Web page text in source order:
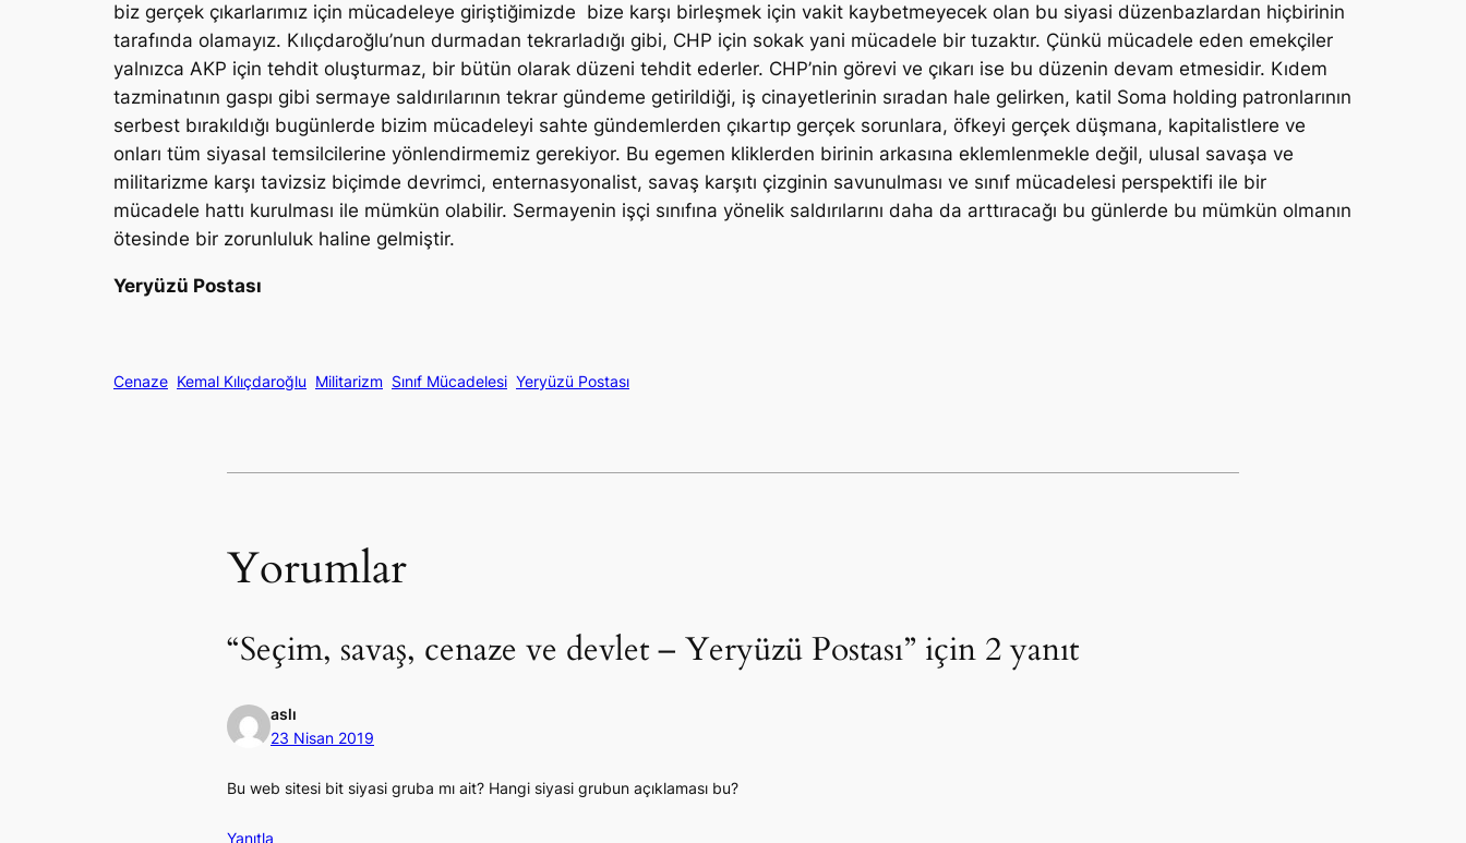
biz gerçek çıkarlarımız için mücadeleye giriştiğimizde bize karşı birleşmek için vakit kaybetmeyecek olan bu siyasi düzenbazlardan hiçbirinin
tarafında olamayız. Kılıçdaroğlu’nun durmadan tekrarladığı gibi, CHP için sokak yani mücadele bir tuzaktır. Çünkü mücadele eden emekçiler
yalnızca AKP için tehdit oluşturmaz, bir bütün olarak düzeni tehdit ederler. CHP’nin görevi ve çıkarı ise bu düzenin devam etmesidir. Kıdem
tazminatının gaspı gibi sermaye saldırılarının tekrar gündeme getirildiği, iş cinayetlerinin sıradan hale gelirken, katil Soma holding patronlarının
serbest bırakıldığı bugünlerde bizim mücadeleyi sahte gündemlerden çıkartıp gerçek sorunlara, öfkeyi gerçek düşmana, kapitalistlere ve
onları tüm siyasal temsilcilerine yönlendirmemiz gerekiyor. Bu egemen kliklerden birinin arkasına eklemlenmekle değil, ulusal savaşa ve
militarizme karşı tavizsiz biçimde devrimci, enternasyonalist, savaş karşıtı çizginin savunulması ve sınıf mücadelesi perspektifi ile bir
mücadele hattı kurulması ile mümkün olabilir. Sermayenin işçi sınıfına yönelik saldırılarını daha da arttıracağı bu günlerde bu mümkün olmanın
ötesinde bir zorunluluk haline gelmiştir.
Yeryüzü Postası
Cenaze Kemal Kılıçdaroğlu Militarizm Sınıf Mücadelesi Yeryüzü Postası
Yorumlar
“Seçim, savaş, cenaze ve devlet – Yeryüzü Postası” için 2 yanıt
aslı
23 Nisan 2019
Bu web sitesi bit siyasi gruba mı ait? Hangi siyasi grubun açıklaması bu?
Yanıtla